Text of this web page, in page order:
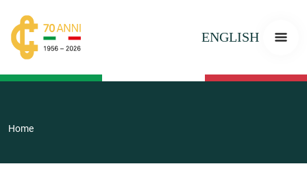
ENGLISH
Home